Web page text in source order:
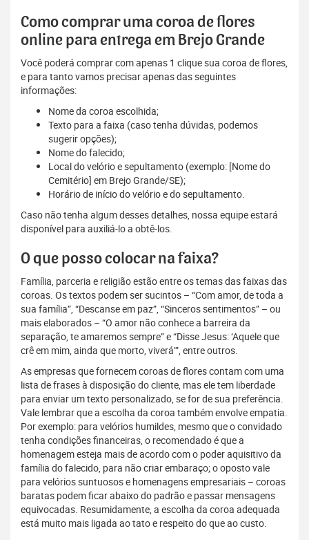
Como comprar uma coroa de flores
online para entrega em Brejo Grande
Você poderá comprar com apenas 1 clique sua coroa de flores,
e para tanto vamos precisar apenas das seguintes
informações:
Nome da coroa escolhida;
Texto para a faixa (caso tenha dúvidas, podemos
sugerir opções);
Nome do falecido;
Local do velório e sepultamento (exemplo: [Nome do
Cemitério] em Brejo Grande/SE);
Horário de início do velório e do sepultamento.
Caso não tenha algum desses detalhes, nossa equipe estará
disponível para auxiliá-lo a obtê-los.
O que posso colocar na faixa?
Família, parceria e religião estão entre os temas das faixas das
coroas. Os textos podem ser sucintos – “Com amor, de toda a
sua família”, “Descanse em paz”, “Sinceros sentimentos” – ou
mais elaborados – “O amor não conhece a barreira da
separação, te amaremos sempre” e “Disse Jesus: ‘Aquele que
crê em mim, ainda que morto, viverá’”, entre outros.
As empresas que fornecem coroas de flores contam com uma
lista de frases à disposição do cliente, mas ele tem liberdade
para enviar um texto personalizado, se for de sua preferência.
Vale lembrar que a escolha da coroa também envolve empatia.
Por exemplo: para velórios humildes, mesmo que o convidado
tenha condições financeiras, o recomendado é que a
homenagem esteja mais de acordo com o poder aquisitivo da
família do falecido, para não criar embaraço; o oposto vale
para velórios suntuosos e homenagens empresariais – coroas
baratas podem ficar abaixo do padrão e passar mensagens
equivocadas. Resumidamente, a escolha da coroa adequada
está muito mais ligada ao tato e respeito do que ao custo.